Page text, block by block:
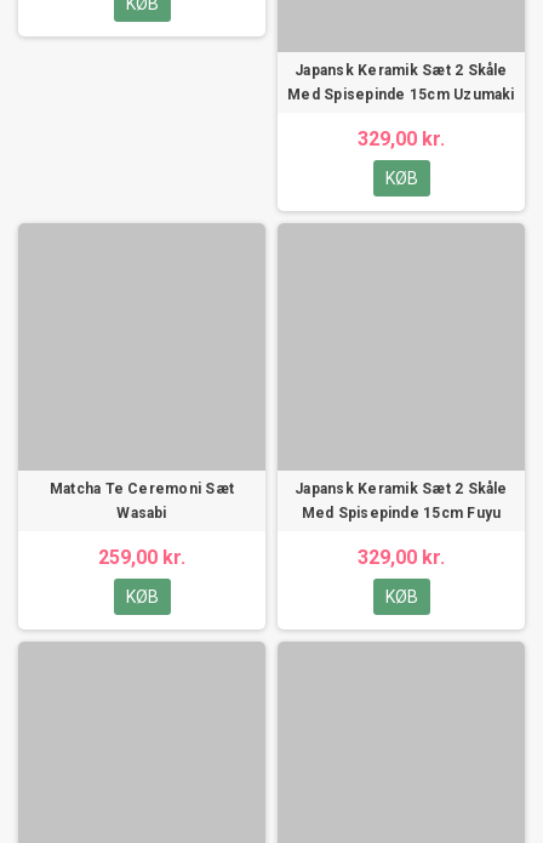
Japansk Keramik Sæt 2 Skåle
Med Spisepinde 15cm Uzumaki
329,00 kr.
KØB
Matcha Te Ceremoni Sæt
Wasabi
259,00 kr.
KØB
Japansk Keramik Sæt 2 Skåle
Med Spisepinde 15cm Fuyu
329,00 kr.
KØB